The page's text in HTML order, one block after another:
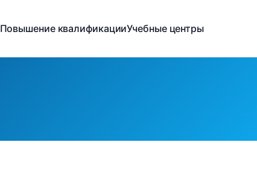
Повышение квалификацииУчебные центры